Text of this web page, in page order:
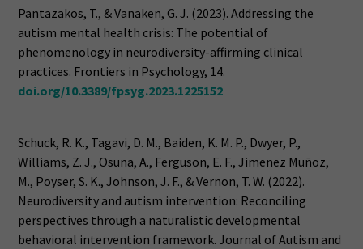
Pantazakos, T., & Vanaken, G. J. (2023). Addressing the
autism mental health crisis: The potential of
phenomenology in neurodiversity-affirming clinical
practices. Frontiers in Psychology, 14.
doi.org/10.3389/fpsyg.2023.1225152
Schuck, R. K., Tagavi, D. M., Baiden, K. M. P., Dwyer, P.,
Williams, Z. J., Osuna, A., Ferguson, E. F., Jimenez Muñoz,
M., Poyser, S. K., Johnson, J. F., & Vernon, T. W. (2022).
Neurodiversity and autism intervention: Reconciling
perspectives through a naturalistic developmental
behavioral intervention framework. Journal of Autism and